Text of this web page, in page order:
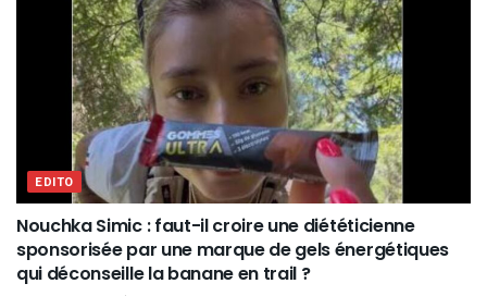
EDITO
Nouchka Simic : faut-il croire une diététicienne
sponsorisée par une marque de gels énergétiques
qui déconseille la banane en trail ?